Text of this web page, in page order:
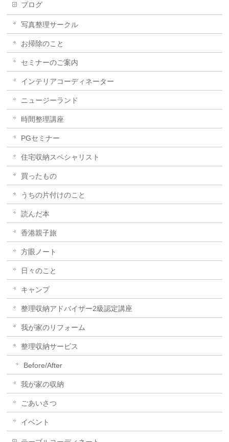
ブログ
写真整理サークル
お掃除のこと
セミナーのご案内
インテリアコーディネーター
ニュージーランド
時間整理講座
PGセミナー
住宅収納スペシャリスト
買ったもの
うちの片付けのこと
読んだ本
香港親子旅
方眼ノート
日々のこと
キャンプ
整理収納アドバイザー2級認定講座
我が家のリフォーム
整理収納サービス
Before/After
我が家の収納
ごあいさつ
イベント